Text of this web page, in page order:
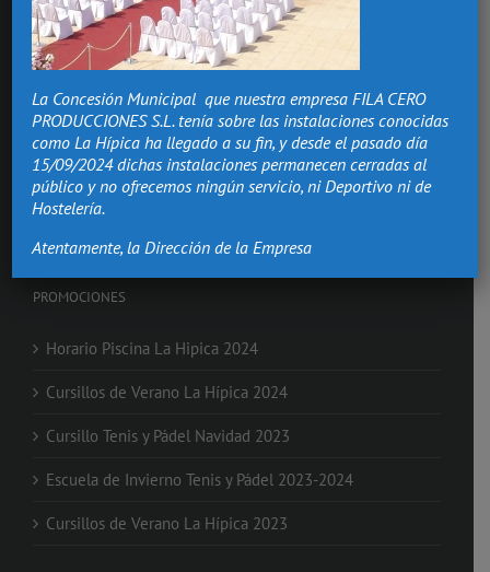
Hacemos de los momentos más importantes de tu vida,
Bodas Valencia
Salón Comuniones
Celebraciones
Eventos de Empresa
Nochevieja en Valencia
PROMOCIONES
Horario Piscina La Hipica 2024
Cursillos de Verano La Hípica 2024
Cursillo Tenis y Pádel Navidad 2023
Escuela de Invierno Tenis y Pádel 2023-2024
Cursillos de Verano La Hípica 2023
La Concesión Municipal que nuestra empresa FILA CERO
PRODUCCIONES S.L. tenía sobre las instalaciones conocidas
como La Hípica ha llegado a su fin, y desde el pasado día
15/09/2024 dichas instalaciones permanecen cerradas al
público y no ofrecemos ningún servicio, ni Deportivo ni de
Hostelería.
Atentamente, la Dirección de la Empresa